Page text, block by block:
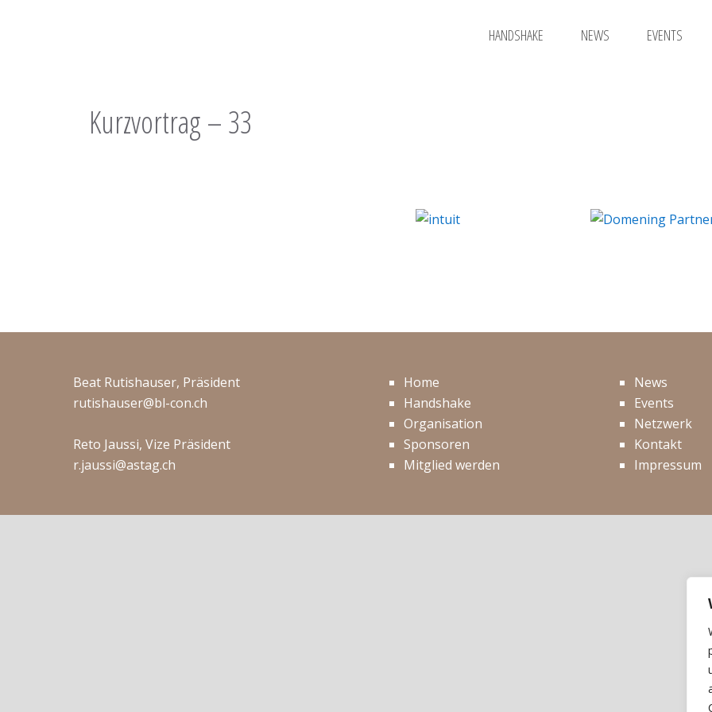
HANDSHAKE NEWS EVENTS
Kurzvortrag – 33
Beat Rutishauser, Präsident
rutishauser@bl-con.ch
Reto Jaussi, Vize Präsident
r.jaussi@astag.ch
Home
Handshake
Organisation
Sponsoren
Mitglied werden
News
Events
Netzwerk
Kontakt
Impressum